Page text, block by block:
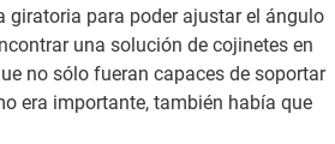
giratoria para poder ajustar el ángulo
una solución de cojinetes en
no sólo fueran capaces de soportar
era importante, también había que